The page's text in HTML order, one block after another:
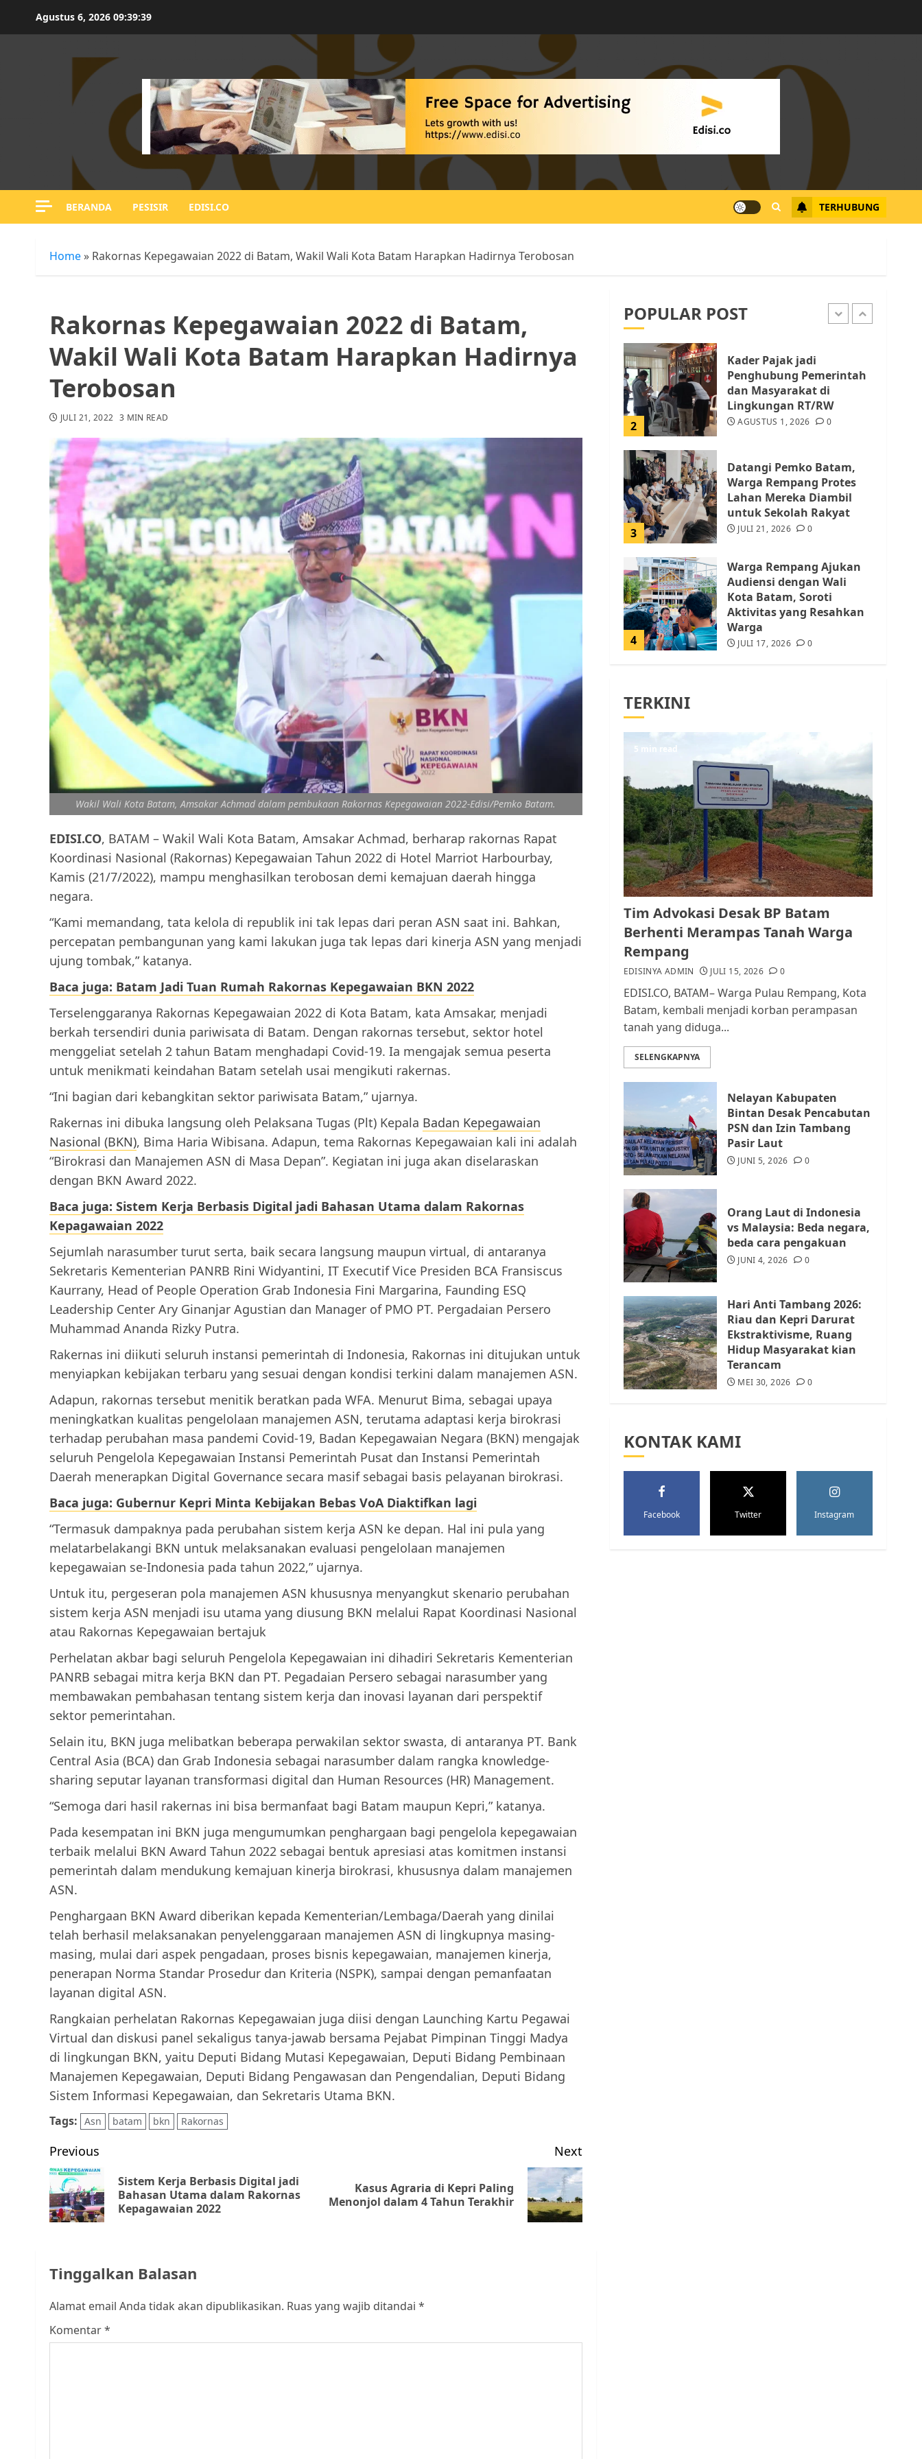
Agustus 6, 2026 09:39:40
BERANDA PESISIR EDISI.CO TERHUBUNG
Home » Rakornas Kepegawaian 2022 di Batam, Wakil Wali Kota Batam Harapkan Hadirnya Terobosan
Rakornas Kepegawaian 2022 di Batam,
Wakil Wali Kota Batam Harapkan Hadirnya
Terobosan
JULI 21, 2022 3 MIN READ
Wakil Wali Kota Batam, Amsakar Achmad dalam pembukaan Rakornas Kepegawaian 2022-Edisi/Pemko Batam.
EDISI.CO, BATAM – Wakil Wali Kota Batam, Amsakar Achmad, berharap rakornas Rapat
Koordinasi Nasional (Rakornas) Kepegawaian Tahun 2022 di Hotel Marriot Harbourbay,
Kamis (21/7/2022), mampu menghasilkan terobosan demi kemajuan daerah hingga
negara.
“Kami memandang, tata kelola di republik ini tak lepas dari peran ASN saat ini. Bahkan,
percepatan pembangunan yang kami lakukan juga tak lepas dari kinerja ASN yang menjadi
ujung tombak,” katanya.
Baca juga: Batam Jadi Tuan Rumah Rakornas Kepegawaian BKN 2022
Terselenggaranya Rakornas Kepegawaian 2022 di Kota Batam, kata Amsakar, menjadi
berkah tersendiri dunia pariwisata di Batam. Dengan rakornas tersebut, sektor hotel
menggeliat setelah 2 tahun Batam menghadapi Covid-19. Ia mengajak semua peserta
untuk menikmati keindahan Batam setelah usai mengikuti rakernas.
“Ini bagian dari kebangkitan sektor pariwisata Batam,” ujarnya.
Rakernas ini dibuka langsung oleh Pelaksana Tugas (Plt) Kepala Badan Kepegawaian
Nasional (BKN), Bima Haria Wibisana. Adapun, tema Rakornas Kepegawaian kali ini adalah
“Birokrasi dan Manajemen ASN di Masa Depan”. Kegiatan ini juga akan diselaraskan
dengan BKN Award 2022.
Baca juga: Sistem Kerja Berbasis Digital jadi Bahasan Utama dalam Rakornas
Kepagawaian 2022
Sejumlah narasumber turut serta, baik secara langsung maupun virtual, di antaranya
Sekretaris Kementerian PANRB Rini Widyantini, IT Executif Vice Presiden BCA Fransiscus
Kaurrany, Head of People Operation Grab Indonesia Fini Margarina, Faunding ESQ
Leadership Center Ary Ginanjar Agustian dan Manager of PMO PT. Pergadaian Persero
Muhammad Ananda Rizky Putra.
Rakernas ini diikuti seluruh instansi pemerintah di Indonesia, Rakornas ini ditujukan untuk
menyiapkan kebijakan terbaru yang sesuai dengan kondisi terkini dalam manajemen ASN.
Adapun, rakornas tersebut menitik beratkan pada WFA. Menurut Bima, sebagai upaya
meningkatkan kualitas pengelolaan manajemen ASN, terutama adaptasi kerja birokrasi
terhadap perubahan masa pandemi Covid-19, Badan Kepegawaian Negara (BKN) mengajak
seluruh Pengelola Kepegawaian Instansi Pemerintah Pusat dan Instansi Pemerintah
Daerah menerapkan Digital Governance secara masif sebagai basis pelayanan birokrasi.
Baca juga: Gubernur Kepri Minta Kebijakan Bebas VoA Diaktifkan lagi
“Termasuk dampaknya pada perubahan sistem kerja ASN ke depan. Hal ini pula yang
melatarbelakangi BKN untuk melaksanakan evaluasi pengelolaan manajemen
kepegawaian se-Indonesia pada tahun 2022,” ujarnya.
Untuk itu, pergeseran pola manajemen ASN khususnya menyangkut skenario perubahan
sistem kerja ASN menjadi isu utama yang diusung BKN melalui Rapat Koordinasi Nasional
atau Rakornas Kepegawaian bertajuk
Perhelatan akbar bagi seluruh Pengelola Kepegawaian ini dihadiri Sekretaris Kementerian
PANRB sebagai mitra kerja BKN dan PT. Pegadaian Persero sebagai narasumber yang
membawakan pembahasan tentang sistem kerja dan inovasi layanan dari perspektif
sektor pemerintahan.
Selain itu, BKN juga melibatkan beberapa perwakilan sektor swasta, di antaranya PT. Bank
Central Asia (BCA) dan Grab Indonesia sebagai narasumber dalam rangka knowledge-
sharing seputar layanan transformasi digital dan Human Resources (HR) Management.
“Semoga dari hasil rakernas ini bisa bermanfaat bagi Batam maupun Kepri,” katanya.
Pada kesempatan ini BKN juga mengumumkan penghargaan bagi pengelola kepegawaian
terbaik melalui BKN Award Tahun 2022 sebagai bentuk apresiasi atas komitmen instansi
pemerintah dalam mendukung kemajuan kinerja birokrasi, khususnya dalam manajemen
ASN.
Penghargaan BKN Award diberikan kepada Kementerian/Lembaga/Daerah yang dinilai
telah berhasil melaksanakan penyelenggaraan manajemen ASN di lingkupnya masing-
masing, mulai dari aspek pengadaan, proses bisnis kepegawaian, manajemen kinerja,
penerapan Norma Standar Prosedur dan Kriteria (NSPK), sampai dengan pemanfaatan
layanan digital ASN.
Rangkaian perhelatan Rakornas Kepegawaian juga diisi dengan Launching Kartu Pegawai
Virtual dan diskusi panel sekaligus tanya-jawab bersama Pejabat Pimpinan Tinggi Madya
di lingkungan BKN, yaitu Deputi Bidang Mutasi Kepegawaian, Deputi Bidang Pembinaan
Manajemen Kepegawaian, Deputi Bidang Pengawasan dan Pengendalian, Deputi Bidang
Sistem Informasi Kepegawaian, dan Sekretaris Utama BKN.
Tags: Asn batam bkn Rakornas
Post
navigation
Previous
Previous
post:
Sistem Kerja Berbasis Digital jadi
Bahasan Utama dalam Rakornas
Kepagawaian 2022
Next
post:
Kasus Agraria di Kepri Paling
Menonjol dalam 4 Tahun Terakhir
Tinggalkan Balasan
Alamat email Anda tidak akan dipublikasikan. Ruas yang wajib ditandai *
Komentar*
POPULAR POST
Warga Rempang Ajukan
Kota Batam, Soroti
Aktivitas yang Resahkan
0
Batam Berhenti
Merampas Tanah Warga
Rempang
JULI 15, 2026
1 AGUSTUS 1, 2026
2
Kader Pajak jadi
Penghubung Pemerintah
dan Masyarakat di
Lingkungan RT/RW
AGUSTUS 1, 2026 0
3
Datangi Pemko Batam,
Warga Rempang Protes
Lahan Mereka Diambil
untuk Sekolah Rakyat
JULI 21, 2026 0
4
Warga Rempang Ajukan
Audiensi dengan Wali
Kota Batam, Soroti
Aktivitas yang Resahkan
Warga
JULI 17, 2026 0
5 JULI 15, 2026
1
Pemko Batam Tegaskan
RT dan RW bukan Petugas
Pendataan dan
Pemungutan Pajak
AGUSTUS 1, 2026 0
2
Kader Pajak jadi
Penghubung Pemerintah
dan Masyarakat di
Lingkungan RT/RW
3
Datangi Pemko Batam,
Warga Rempang Protes
Lahan Mereka Diambil
4
Warga Rempang Ajukan
Audiensi dengan Wali
Kota Batam, Soroti
Aktivitas yang Resahkan
Warga
5
Tim Advokasi Desak BP
Batam Berhenti
Merampas Tanah Warga
Rempang
TERKINI
5 min read
Tim Advokasi Desak BP Batam
Berhenti Merampas Tanah Warga
Rempang
EDISINYA ADMIN JULI 15, 2026 0
EDISI.CO, BATAM– Warga Pulau Rempang, Kota
Batam, kembali menjadi korban perampasan
tanah yang diduga...
SELENGKAPNYA
Nelayan Kabupaten
Bintan Desak Pencabutan
PSN dan Izin Tambang
Pasir Laut
JUNI 5, 2026 0
Orang Laut di Indonesia
vs Malaysia: Beda negara,
beda cara pengakuan
JUNI 4, 2026 0
Hari Anti Tambang 2026:
Riau dan Kepri Darurat
Ekstraktivisme, Ruang
Hidup Masyarakat kian
Terancam
MEI 30, 2026 0
KONTAK KAMI
Facebook Twitter Instagram